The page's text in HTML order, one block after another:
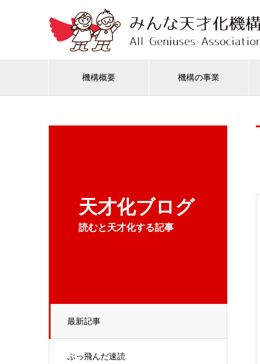
機構概要 機構の事業
天才化ブログ
読むと天才化する記事
最新記事
ぶっ飛んだ速読